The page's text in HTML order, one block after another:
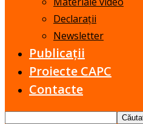
Declarații
Newsletter
Publicații
Proiecte CAPC
Contacte